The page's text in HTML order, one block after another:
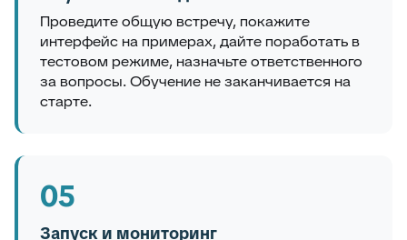
Проведите общую встречу, покажите
интерфейс на примерах, дайте поработать в
тестовом режиме, назначьте ответственного
за вопросы. Обучение не заканчивается на
старте.
05
Запуск и мониторинг